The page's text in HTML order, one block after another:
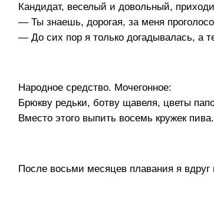
Кандидат, веселый и довольный,
— Ты знаешь, доpогая, за меня
— До сих поp я только догадывалась, а
Народное средство. Мочегонное:
Брюкву редьки, ботву щавеля, цветы
Вместо этого выпить восемь кружек пива.
После восьми месяцев плавания я вдруг